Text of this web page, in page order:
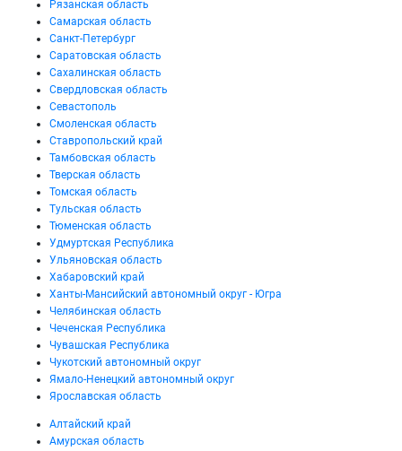
Рязанская область
Самарская область
Санкт-Петербург
Саратовская область
Сахалинская область
Свердловская область
Севастополь
Смоленская область
Ставропольский край
Тамбовская область
Тверская область
Томская область
Тульская область
Тюменская область
Удмуртская Республика
Ульяновская область
Хабаровский край
Ханты-Мансийский автономный округ - Югра
Челябинская область
Чеченская Республика
Чувашская Республика
Чукотский автономный округ
Ямало-Ненецкий автономный округ
Ярославская область
Алтайский край
Амурская область